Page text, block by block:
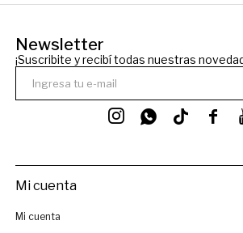
Newsletter
¡Suscribite y recibí todas nuestras

 
Mi cuenta
Mi cuenta